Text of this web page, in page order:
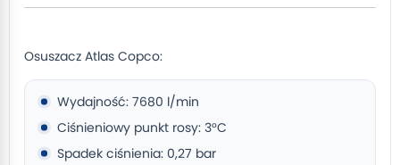
Osuszacz Atlas Copco:
Wydajność: 7680 l/min
Ciśnieniowy punkt rosy: 3°C
Spadek ciśnienia: 0,27 bar